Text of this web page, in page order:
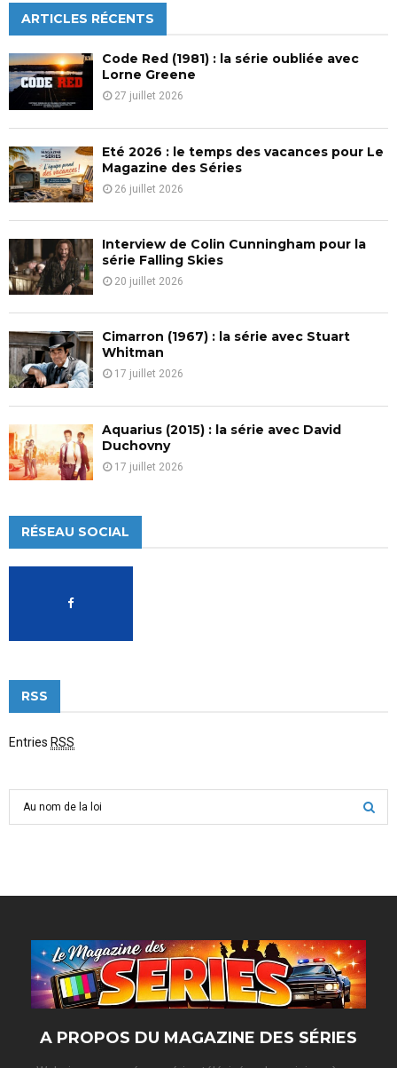
h
f
o
r
:
C
ARTICLES RÉCENTS
Code Red (1981) : la série oubliée avec
Lorne Greene
27 juillet 2026
Eté 2026 : le temps des vacances pour Le
Magazine des Séries
26 juillet 2026
Interview de Colin Cunningham pour la
série Falling Skies
20 juillet 2026
Cimarron (1967) : la série avec Stuart
Whitman
17 juillet 2026
Aquarius (2015) : la série avec David
Duchovny
17 juillet 2026
RÉSEAU SOCIAL
RSS
Entries RSS
C
A PROPOS DU MAGAZINE DES SÉRIES